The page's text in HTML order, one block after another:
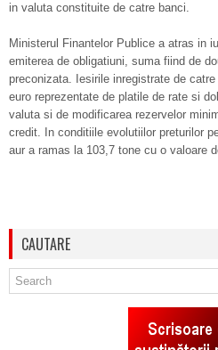
in valuta constituite de catre banci.
Ministerul Finantelor Publice a atras in
emiterea de obligatiuni, suma fiind de
preconizata. Iesirile inregistrate de
euro reprezentate de platile de rate si
valuta si de modificarea rezervelor
credit. In conditiile evolutiilor preturilor
aur a ramas la 103,7 tone cu o valoare
CAUTARE